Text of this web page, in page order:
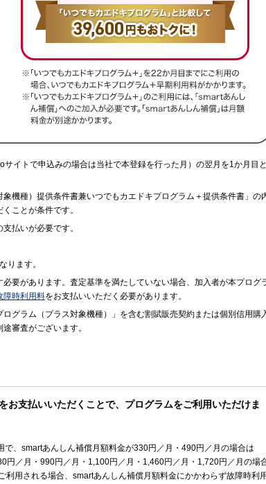
イトで申込みの場合は当社で本登録を行った月）の翌月を1か月目
機種）提供条件書兼いつでもカエドキプログラム＋提供条件書」の
ことが条件です。
払いが必要です。
ります。
要があります。査定基準を満たしていない場合、加入者が本プログ
障時利用料をお支払いいただく必要があります。
グラム（プラス対象機種）」を含む割賦販売契約または個別信用購
審査がございます。
支払いいただくことで、プログラムをご利用いただけま
、smartあんしん補償月額料金が330円／月・490円／月の場合は
／月・990円／月・1,100円／月・1,460円／月・1,720円／月の場
用される場合、smartあんしん補償月額料金にかかわらず故障時利